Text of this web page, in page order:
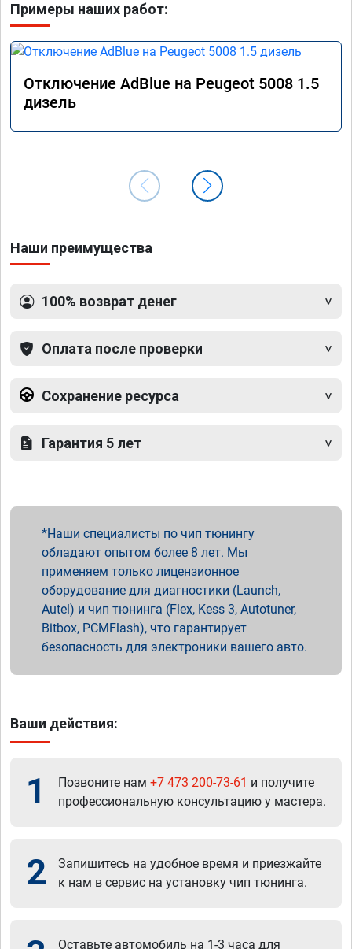
Примеры наших работ:
Отключение AdBlue на Peugeot 5008 1.5
дизель
Наши преимущества
100% возврат денег
Оплата после проверки
Сохранение ресурса
Гарантия 5 лет
Наши специалисты по чип тюнингу
обладают опытом более 8 лет. Мы
применяем только лицензионное
оборудование для диагностики (Launch,
Autel) и чип тюнинга (Flex, Kess 3, Autotuner,
Bitbox, PCMFlash), что гарантирует
безопасность для электроники вашего авто.
Ваши действия:
1 Позвоните нам +7 473 200-73-61 и получите
профессиональную консультацию у мастера.
2
Запишитесь на удобное время и приезжайте
к нам в сервис на установку чип тюнинга.
Оставьте автомобиль на 1-3 часа для